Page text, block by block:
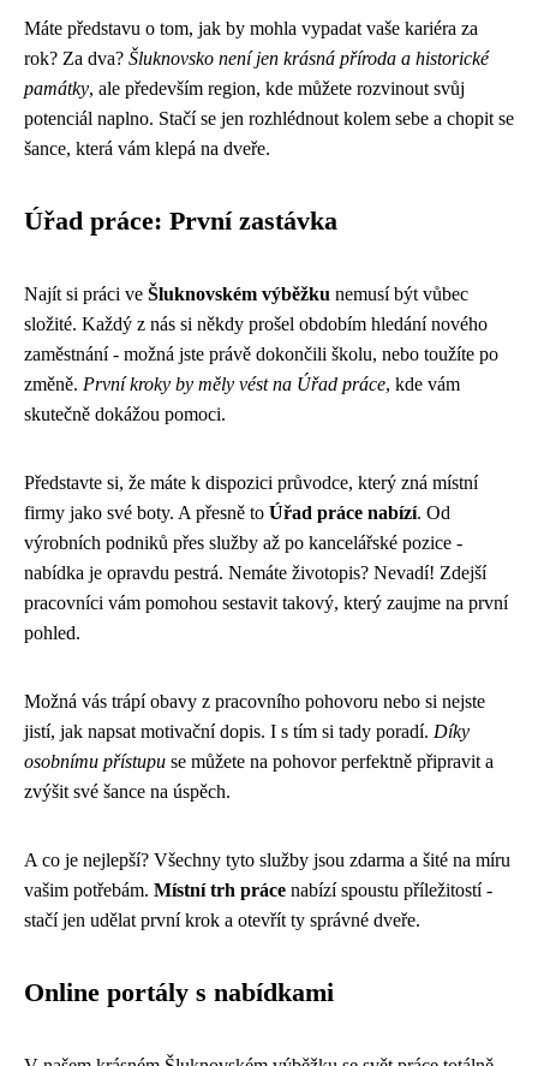
Máte představu o tom, jak by mohla vypadat vaše kariéra za
rok? Za dva? Šluknovsko není jen krásná příroda a historické
památky, ale především region, kde můžete rozvinout svůj
potenciál naplno. Stačí se jen rozhlédnout kolem sebe a chopit se
šance, která vám klepá na dveře.
Úřad práce: První zastávka
Najít si práci ve Šluknovském výběžku nemusí být vůbec
složité. Každý z nás si někdy prošel obdobím hledání nového
zaměstnání - možná jste právě dokončili školu, nebo toužíte po
změně. První kroky by měly vést na Úřad práce, kde vám
skutečně dokážou pomoci.
Představte si, že máte k dispozici průvodce, který zná místní
firmy jako své boty. A přesně to Úřad práce nabízí. Od
výrobních podniků přes služby až po kancelářské pozice -
nabídka je opravdu pestrá. Nemáte životopis? Nevadí! Zdejší
pracovníci vám pomohou sestavit takový, který zaujme na první
pohled.
Možná vás trápí obavy z pracovního pohovoru nebo si nejste
jistí, jak napsat motivační dopis. I s tím si tady poradí. Díky
osobnímu přístupu se můžete na pohovor perfektně připravit a
zvýšit své šance na úspěch.
A co je nejlepší? Všechny tyto služby jsou zdarma a šité na míru
vašim potřebám. Místní trh práce nabízí spoustu příležitostí -
stačí jen udělat první krok a otevřít ty správné dveře.
Online portály s nabídkami